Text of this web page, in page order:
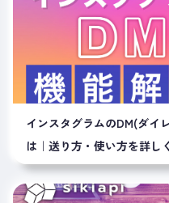
インスタグラムのDM(ダイ
は｜送り方・使い方を詳し